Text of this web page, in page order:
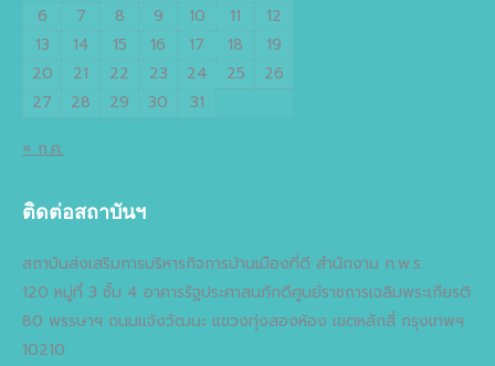
6
7 8 9 10 11
12
13
14 15 16 17 18
19
20
21 22 23 24 25
26
27
28 29 30
31
« ก.ค.
ติดต่อสถาบันฯ
สถาบันส่งเสริมการบริหารกิจการบ้านเมืองที่ดี สำนักงาน ก.พ.ร.
120 หมู่ที่ 3 ชั้น 4 อาคารรัฐประศาสนภักดีศูนย์ราชการเฉลิมพระเกียรติ
80 พรรษาฯ ถนนแจ้งวัฒนะ แขวงทุ่งสองห้อง เขตหลักสี่ กรุงเทพฯ
10210